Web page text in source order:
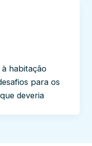
habitação
para os
deveria